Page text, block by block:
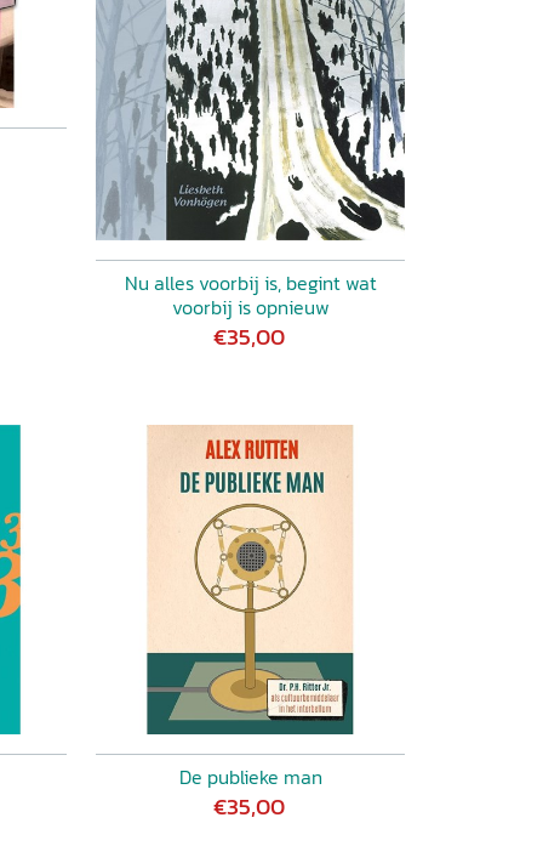
Nu alles voorbij is, begint wat
voorbij is opnieuw
€35,00
De publieke man
€35,00